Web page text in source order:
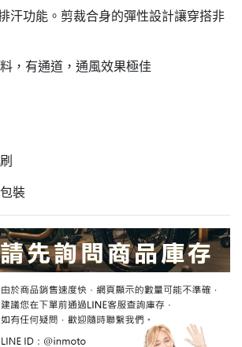
汗功能。剪裁合身的彈性設計讓穿搭非
，有通道，通風效果極佳
裝